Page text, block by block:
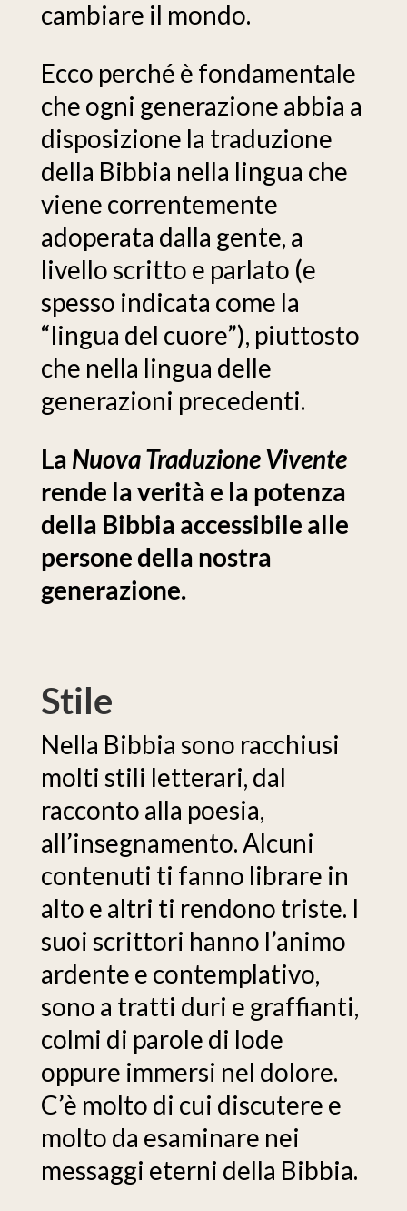
cambiare il mondo.
Ecco perché è fondamentale
che ogni generazione abbia a
disposizione la traduzione
della Bibbia nella lingua che
viene correntemente
adoperata dalla gente, a
livello scritto e parlato (e
spesso indicata come la
“lingua del cuore”), piuttosto
che nella lingua delle
generazioni precedenti.
La Nuova Traduzione Vivente
rende la verità e la potenza
della Bibbia accessibile alle
persone della nostra
generazione.
Stile
Nella Bibbia sono racchiusi
molti stili letterari, dal
racconto alla poesia,
all’insegnamento. Alcuni
contenuti ti fanno librare in
alto e altri ti rendono triste. I
suoi scrittori hanno l’animo
ardente e contemplativo,
sono a tratti duri e graffianti,
colmi di parole di lode
oppure immersi nel dolore.
C’è molto di cui discutere e
molto da esaminare nei
messaggi eterni della Bibbia.